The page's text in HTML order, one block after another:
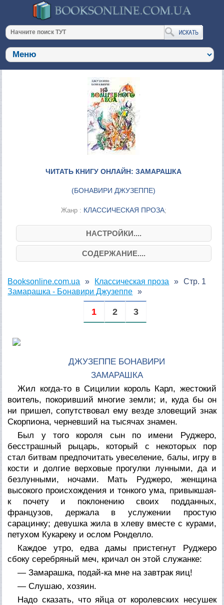
ЧИТАТЬ КНИГУ ОНЛАЙН: ЗАМАРАШКА
(БОНАВИРИ ДЖУЗЕППЕ)
Жанр : КЛАССИЧЕСКАЯ ПРОЗА;
НАСТРОЙКИ....
СОДЕРЖАНИЕ....
Booksonline.com.ua
Классическая проза
Замарашка - Бонавири Джузеппе
Стр. 1
1 2 3
ДЖУЗЕППЕ БОНАВИРИ
ЗАМАРАШКА
Жил когда-то в Сицилии король Карл, жестокий
воитель, покоривший многие земли; и, куда бы он
ни пришел, сопутствовал ему везде зловещий знак
Скорпиона, черневший на тысячах знамен.
Был у того короля сын по имени Руджеро,
бесстрашный рыцарь, который с некоторых пор
стал битвам предпочитать увеселение, балы, игру в
кости и долгие верховые прогулки лунными, да и
безлунными, ночами. Мать Руджеро, женщина
высокого происхождения и тонкого ума, привыкшая-
к почету и поклонению своих подданных,
французов, держала в услужении простую
сарацинку; девушка жила в хлеву вместе с курами,
петухом Кукареку и ослом Ронделло.
Каждое утро, едва дамы пристегнут Руджеро
сбоку серебряный меч, кричал он этой служанке:
— Замарашка, подай-ка мне на завтрак яиц!
— Слушаю, хозяин.
Надо сказать, что яйца от королевских несушек